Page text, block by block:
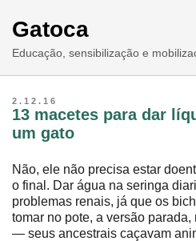
Gatoca
Educação, sensibilização e
2.12.16
13 macetes para dar
um gato
Não, ele não precisa estar
o final. Dar água na seringa
problemas renais, já que os
tomar no pote, a versão
― seus ancestrais caçavam